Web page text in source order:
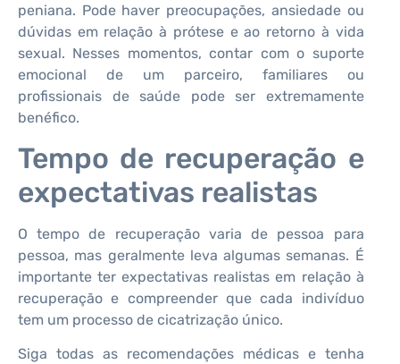
peniana. Pode haver preocupações, ansiedade ou
dúvidas em relação à prótese e ao retorno à vida
sexual. Nesses momentos, contar com o suporte
emocional de um parceiro, familiares ou
profissionais de saúde pode ser extremamente
benéfico.
Tempo de recuperação e
expectativas realistas
O tempo de recuperação varia de pessoa para
pessoa, mas geralmente leva algumas semanas. É
importante ter expectativas realistas em relação à
recuperação e compreender que cada indivíduo
tem um processo de cicatrização único.
Siga todas as recomendações médicas e tenha